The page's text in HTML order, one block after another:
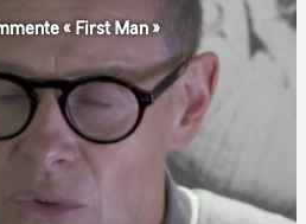
« First Man »